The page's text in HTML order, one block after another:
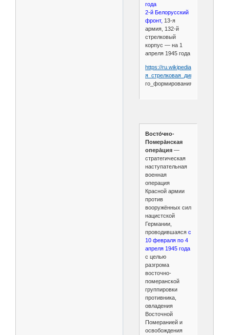
года
2-й Белорусский
фронт, 13-я
армия, 132-й
стрелковый
корпус — на 1
апреля 1945 года
https://ru.wikipedia.org/wiki/18-
я_стрелковая_дивизия_
го_формирования)?
Восто́чно-
Помера́нская
опера́ция —
стратегическая
наступательная
военная
операция
Красной армии
против
вооружённых сил
нацистской
Германии,
проводившаяся с
10 февраля по 4
апреля 1945 года
с целью
разгрома
восточно-
померанской
группировки
противника,
овладения
Восточной
Померанией и
освобождения